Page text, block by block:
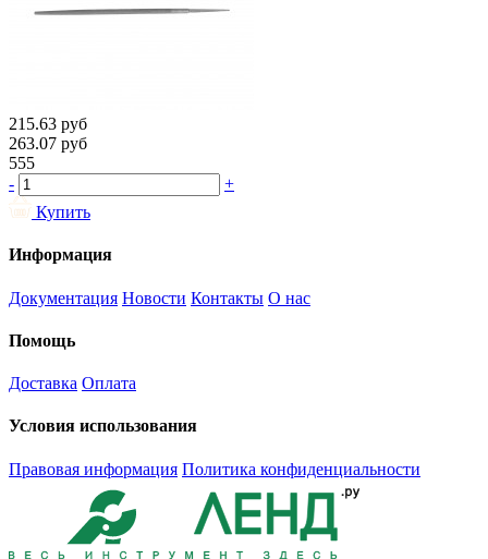
215.63 руб
263.07 руб
555
-
+
Купить
Информация
Документация Новости Контакты О нас
Помощь
Доставка Оплата
Условия использования
Правовая информация Политика конфиденциальности